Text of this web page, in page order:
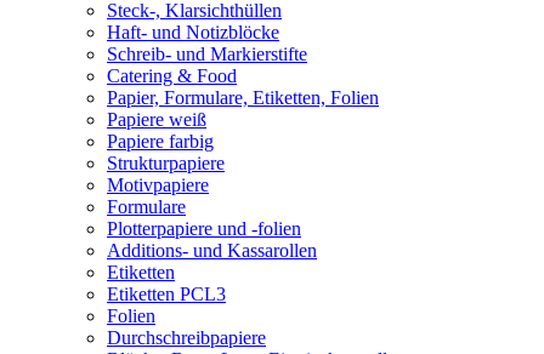
Steck-, Klarsichthüllen
Haft- und Notizblöcke
Schreib- und Markierstifte
Catering & Food
Papier, Formulare, Etiketten, Folien
Papiere weiß
Papiere farbig
Strukturpapiere
Motivpapiere
Formulare
Plotterpapiere und -folien
Additions- und Kassarollen
Etiketten
Etiketten PCL3
Folien
Durchschreibpapiere